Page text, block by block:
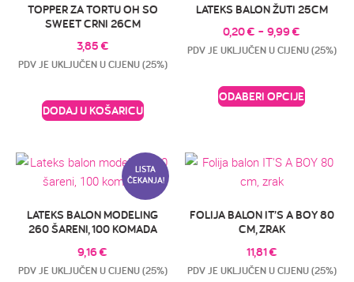
TOPPER ZA TORTU OH SO
SWEET CRNI 26CM
3,85 €
PDV JE UKLJUČEN U CIJENU (25%)
DODAJ U KOŠARICU
LATEKS BALON ŽUTI 25CM
0,20€ – 9,99€
PDV JE UKLJUČEN U CIJENU (25%)
ODABERI OPCIJE
LISTA
ČEKANJA!
LATEKS BALON MODELING
260 ŠARENI, 100 KOMADA
9,16€
PDV JE UKLJUČEN U CIJENU (25%)
FOLIJA BALON IT’S A BOY 80
CM, ZRAK
11,81€
PDV JE UKLJUČEN U CIJENU (25%)